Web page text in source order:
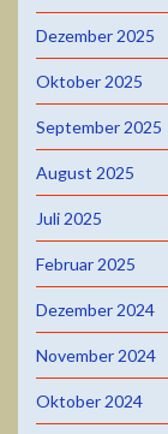
Dezember 2025
Oktober 2025
September 2025
August 2025
Juli 2025
Februar 2025
Dezember 2024
November 2024
Oktober 2024